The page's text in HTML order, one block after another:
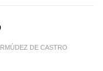
DE CASTRO